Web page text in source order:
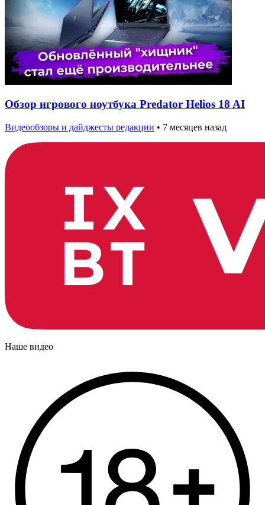
Обзор игрового ноутбука Predator Helios 18 AI
Видеообзоры и дайджесты редакции • 7 месяцев назад
Наше видео